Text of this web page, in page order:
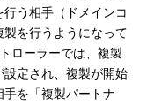
う相手（ドメインコ
を行うようになって
ローラーでは、複製
定され、複製が開始
を「複製パートナ